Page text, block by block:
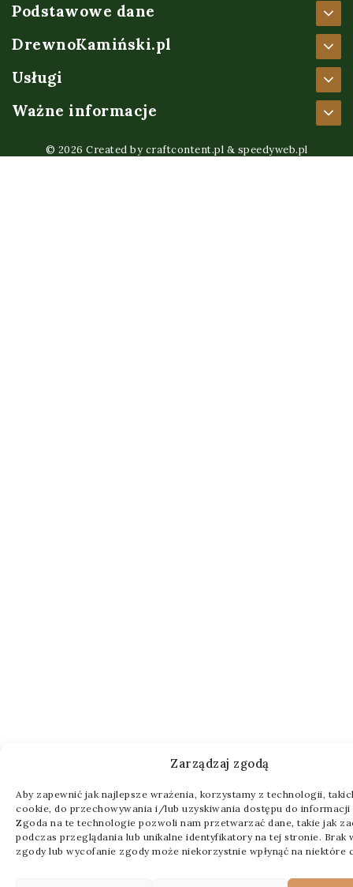
Zarządzaj zgodą
Aby zapewnić jak najlepsze wrażenia, korzystamy z technologii,
cookie, do przechowywania i/lub uzyskiwania dostępu do informacji
Zgoda na te technologie pozwoli nam przetwarzać dane, takie jak
podczas przeglądania lub unikalne identyfikatory na tej stronie. Brak
zgody lub wycofanie zgody może niekorzystnie wpłynąć na niektóre
Podstawowe dane
DrewnoKamiński.pl
Usługi
Ważne informacje
© 2026 Created by craftcontent.pl & speedyweb.pl